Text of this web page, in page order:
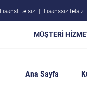
Lisanslı telsiz Lisanssız telsiz
MÜŞTERİ
Ana Sayfa